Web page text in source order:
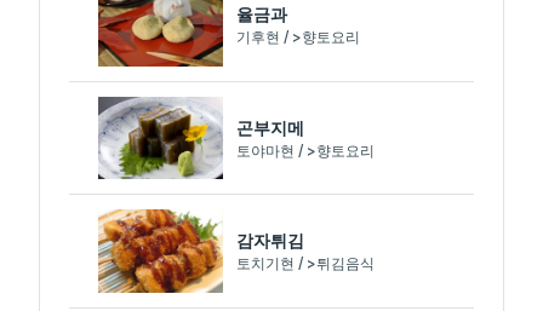
율금과
기후현 / >향토요리
곤부지메
토야마현 / >향토요리
감자튀김
토치기현 / >튀김음식